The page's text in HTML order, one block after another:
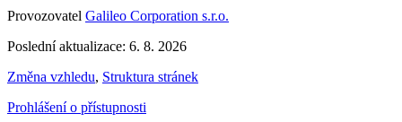
Provozovatel Galileo Corporation s.r.o.
Poslední aktualizace: 6. 8. 2026
Změna vzhledu, Struktura stránek
Prohlášení o přístupnosti